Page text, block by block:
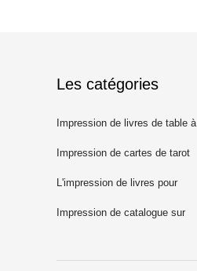
Les catégories
Impression de livres de table à
café
Impression de cartes de tarot
L'impression de livres pour
enfants
Impression de catalogue sur